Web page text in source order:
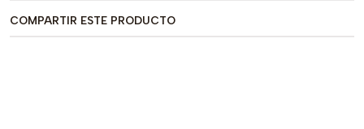
COMPARTIR ESTE PRODUCTO